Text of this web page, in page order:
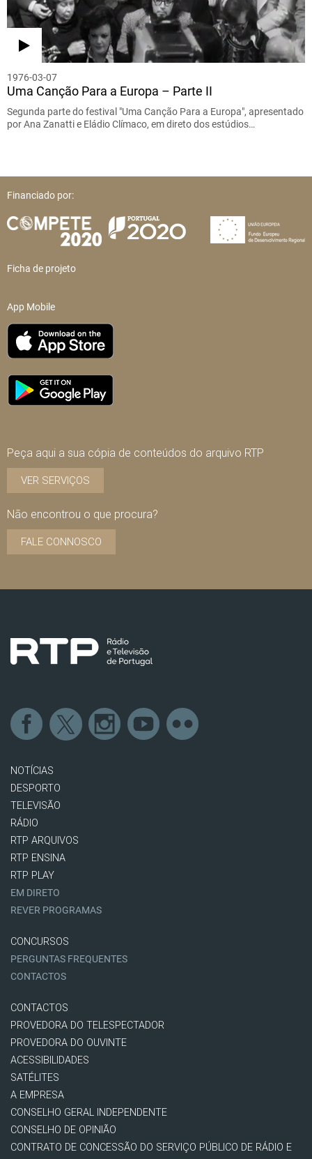
1976-03-07
Uma Canção Para a Europa – Parte II
Segunda parte do festival "Uma Canção Para a Europa", apresentado
por Ana Zanatti e Eládio Clímaco, em direto dos estúdios…
Financiado por:
Ficha de projeto
App Mobile
Peça aqui a sua cópia de conteúdos do arquivo RTP
VER SERVIÇOS
Não encontrou o que procura?
FALE CONNOSCO
NOTÍCIAS
DESPORTO
TELEVISÃO
RÁDIO
RTP ARQUIVOS
RTP ENSINA
RTP PLAY
EM DIRETO
REVER PROGRAMAS
CONCURSOS
PERGUNTAS FREQUENTES
CONTACTOS
CONTACTOS
PROVEDORA DO TELESPECTADOR
PROVEDORA DO OUVINTE
ACESSIBILIDADES
SATÉLITES
A EMPRESA
CONSELHO GERAL INDEPENDENTE
CONSELHO DE OPINIÃO
CONTRATO DE CONCESSÃO DO SERVIÇO PÚBLICO DE RÁDIO E